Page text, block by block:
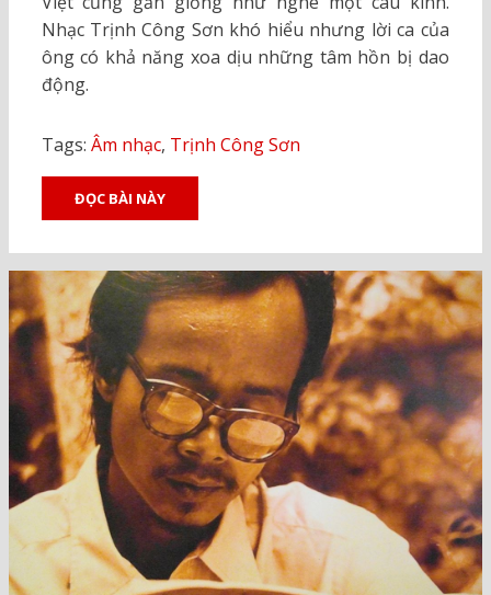
Nhạc Trịnh Công Sơn khó hiểu nhưng lời ca của
ông có khả năng xoa dịu những tâm hồn bị dao
động.
Tags: Âm nhạc, Trịnh Công Sơn
ĐỌC BÀI NÀY